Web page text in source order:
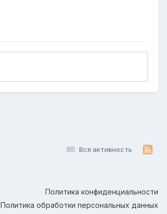
Вся активность
Политика конфиденциальности
Политика обработки персональных данных